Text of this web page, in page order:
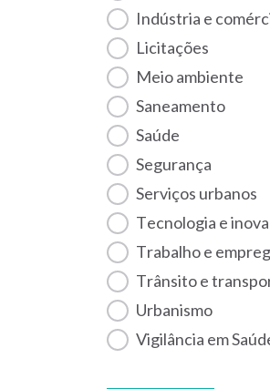
Indústria e
Licitações
Meio ambiente
Saneamento
Saúde
Segurança
Serviços urbanos
Tecnologia e
Trabalho e
Trânsito e
Urbanismo
Vigilância em